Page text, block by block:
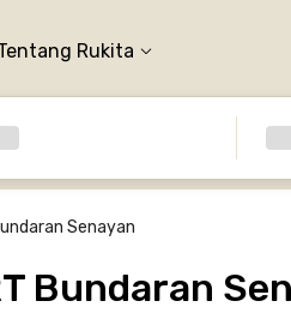
Rukita
Senayan
Bundaran